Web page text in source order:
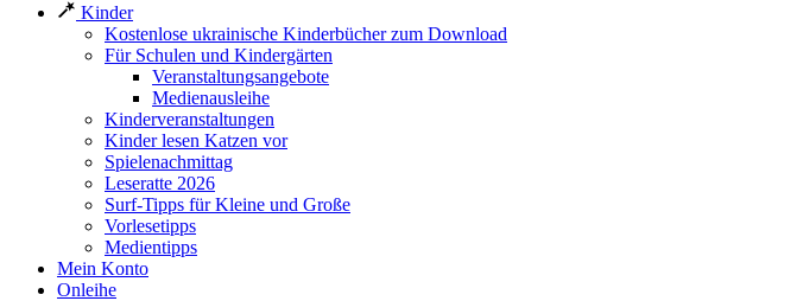
Kinder
Kostenlose ukrainische Kinderbücher zum Download
Für Schulen und Kindergärten
Veranstaltungsangebote
Medienausleihe
Kinderveranstaltungen
Kinder lesen Katzen vor
Spielenachmittag
Leseratte 2026
Surf-Tipps für Kleine und Große
Vorlesetipps
Medientipps
Mein Konto
Onleihe